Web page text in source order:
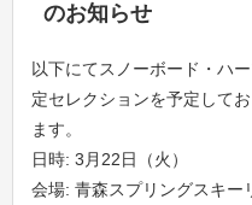
のお知らせ
以下にてスノーボード・ハ
定セレクションを予定して
ます。
日時: 3月22日（火）
会場: 青森スプリングスキー